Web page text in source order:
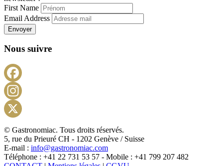
First Name
Email Address
Envoyer
Nous suivre
X
© Gastronomiac. Tous droits réservés.
5, rue du Prieuré CH - 1202 Genève / Suisse
E-mail : info@gastronomiac.com
Téléphone : +41 22 731 53 57 - Mobile : +41 799 207 482